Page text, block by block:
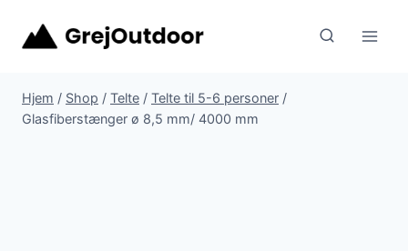
Hjem / Shop / Telte / Telte til 5-6 personer /
Glasfiberstænger ø 8,5 mm/ 4000 mm